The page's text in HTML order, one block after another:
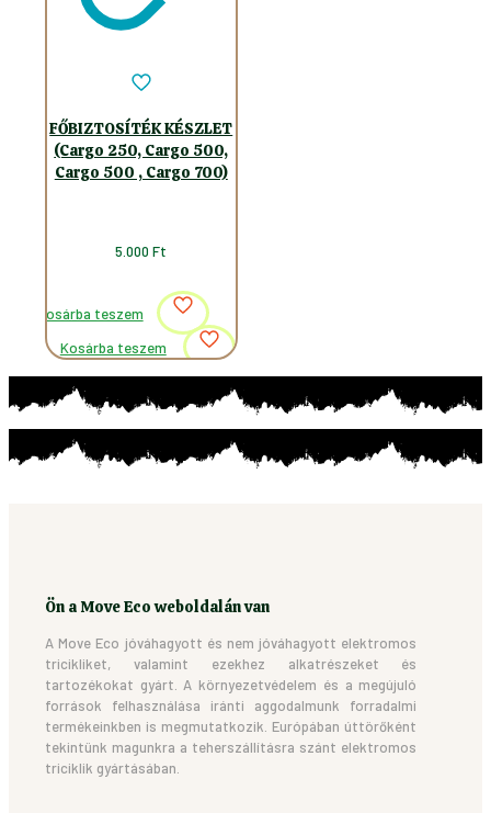
FŐBIZTOSÍTÉK KÉSZLET
(Cargo 250, Cargo 500,
Cargo 500 , Cargo 700)
5.000Ft
Kosárba teszem
Kosárba teszem
Ön a Move Eco weboldalán van
A Move Eco jóváhagyott és nem jóváhagyott elektromos
tricikliket, valamint ezekhez alkatrészeket és
tartozékokat gyárt. A környezetvédelem és a megújuló
források felhasználása iránti aggodalmunk forradalmi
termékeinkben is megmutatkozik. Európában úttörőként
tekintünk magunkra a teherszállításra szánt elektromos
triciklik gyártásában.